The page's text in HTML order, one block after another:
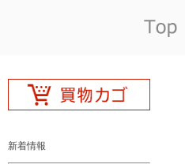
新着情報